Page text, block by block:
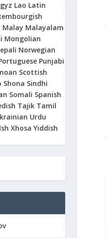
Lao Latin
Malay Malayalam
Mongolian
Norwegian
Punjabi
Scottish
Shona Sindhi
Somali Spanish
Tajik Tamil
Urdu
Xhosa Yiddish